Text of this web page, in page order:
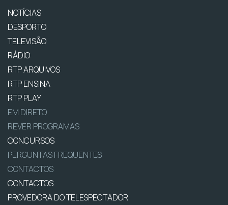
NOTÍCIAS
DESPORTO
TELEVISÃO
RÁDIO
RTP ARQUIVOS
RTP ENSINA
RTP PLAY
EM DIRETO
REVER PROGRAMAS
CONCURSOS
PERGUNTAS FREQUENTES
CONTACTOS
CONTACTOS
PROVEDORA DO TELESPECTADOR